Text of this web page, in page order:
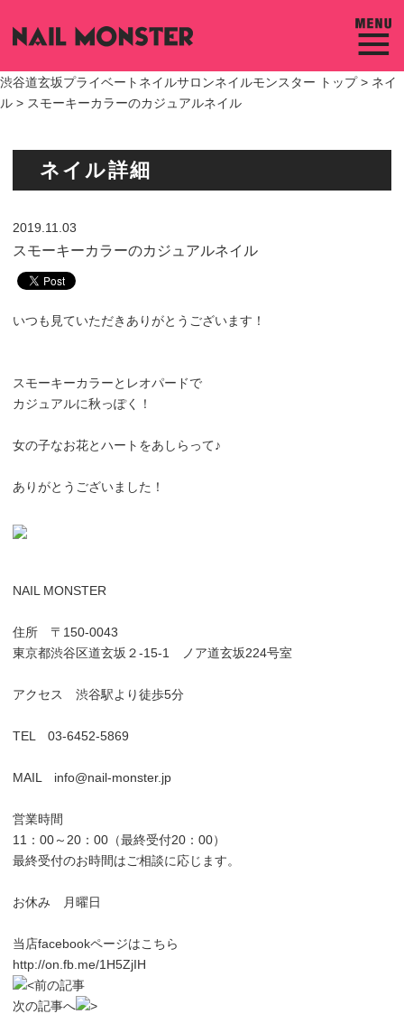
渋谷道玄坂プライベートネイルサロンネイルモンスター トップ > ネイ
ル > スモーキーカラーのカジュアルネイル
ネイル詳細
2019.11.03
スモーキーカラーのカジュアルネイル
いつも見ていただきありがとうございます！
スモーキーカラーとレオパードで
カジュアルに秋っぽく！
女の子なお花とハートをあしらって♪
ありがとうございました！
NAIL MONSTER
住所 〒150-0043
東京都渋谷区道玄坂２-15-1 ノア道玄坂224号室
アクセス 渋谷駅より徒歩5分
TEL 03-6452-5869
MAIL info@nail-monster.jp
営業時間
11：00～20：00（最終受付20：00）
最終受付のお時間はご相談に応じます。
お休み 月曜日
当店facebookページはこちら
http://on.fb.me/1H5ZjIH
前の記事
次の記事へ